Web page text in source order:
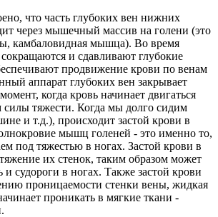
что часть глубоких вен нижних
через мышечный массив на голени (это
камбаловидная мышца). Во время
и сдавливают глубокие
продвижение крови по венам
аппарат глубоких вен закрывает
когда кровь начинает двигаться
силы тяжести. Когда мы долго сидим
и т.д.), происходит застой крови в
мышц голеней - это именно то,
под тяжестью в ногах. Застой крови в
их стенок, таким образом может
и судороги в ногах. Также застой крови
проницаемости стенки вены, жидкая
проникать в мягкие ткани -